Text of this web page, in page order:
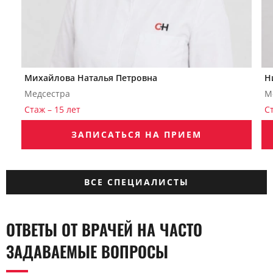
Михайлова Наталья Петровна
Медсестра
Стаж – 15 лет
ЗАПИСАТЬСЯ НА ПРИЕМ
ВСЕ СПЕЦИАЛИСТЫ
ОТВЕТЫ ОТ ВРАЧЕЙ НА ЧАСТО
ЗАДАВАЕМЫЕ ВОПРОСЫ